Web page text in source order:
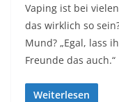
Vaping ist bei
das wirklich so
Mund? „Egal, lass
Freunde das auch.“
Weiterlesen